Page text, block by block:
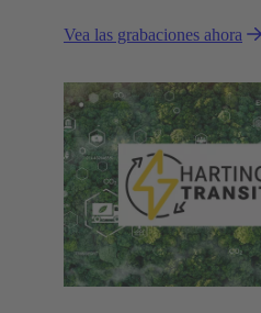
Vea las grabaciones ahora